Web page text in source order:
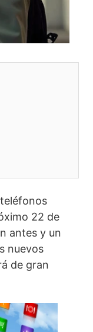
22 de
antes y un
nuevos
de gran